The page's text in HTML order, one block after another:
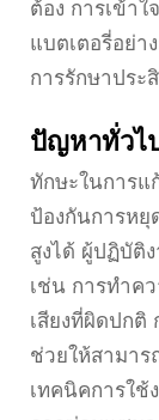
ต้อง การเข้า
แบตเตอรี่อย่า
การรักษาประ
ปัญหาทั่วไ
ทักษะในการแ
ป้องกันการห
สูงได้ ผู้ปฏิบัติ
เช่น การทำค
เสียงที่ผิดปกติ
ช่วยให้สามาร
เทคนิคการใช้